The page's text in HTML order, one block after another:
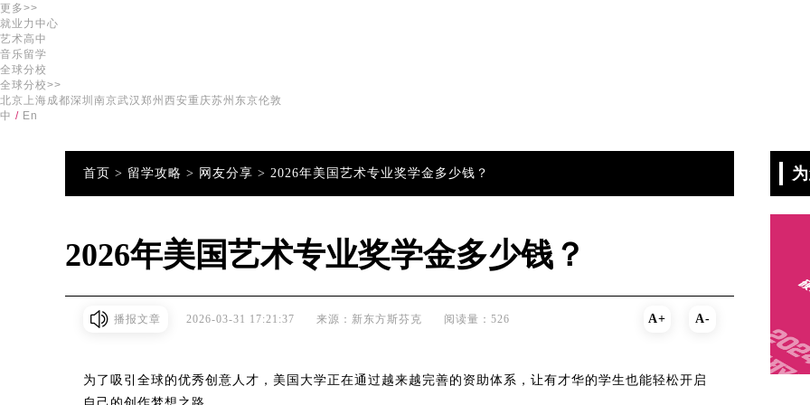
更多>>
就业力中心
艺术高中
音乐留学
全球分校
全球分校>>
北京 上海成都深圳 南京武汉 郑州 西安重庆苏州 东京伦敦
中 / En
首页 > 留学攻略 > 网友分享 > 2026年美国艺术专业奖学金多少钱？
2026年美国艺术专业奖学金多少钱？
播报文章 2026-03-31 17:21:37 来源：新东方斯芬克 阅读量：526 A+ A-
为了吸引全球的优秀创意人才，美国大学正在通过越来越完善的资助体系，让有才华的学生也能轻松开启